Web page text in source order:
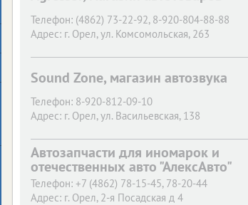
Телефон: (4862) 73-22-92, 8-920-804-88-88
Адрес: г. Орел, ул. Комсомольская, 263
Sound Zone, магазин автозвука
Телефон: 8-920-812-09-10
Адрес: г. Орел, ул. Васильевская, 138
Автозапчасти для иномарок и
отечественных авто "АлексАвто"
Телефон: +7 (4862) 78-15-45, 78-20-44
Адрес: г. Орел, 2-я Посадская д 4